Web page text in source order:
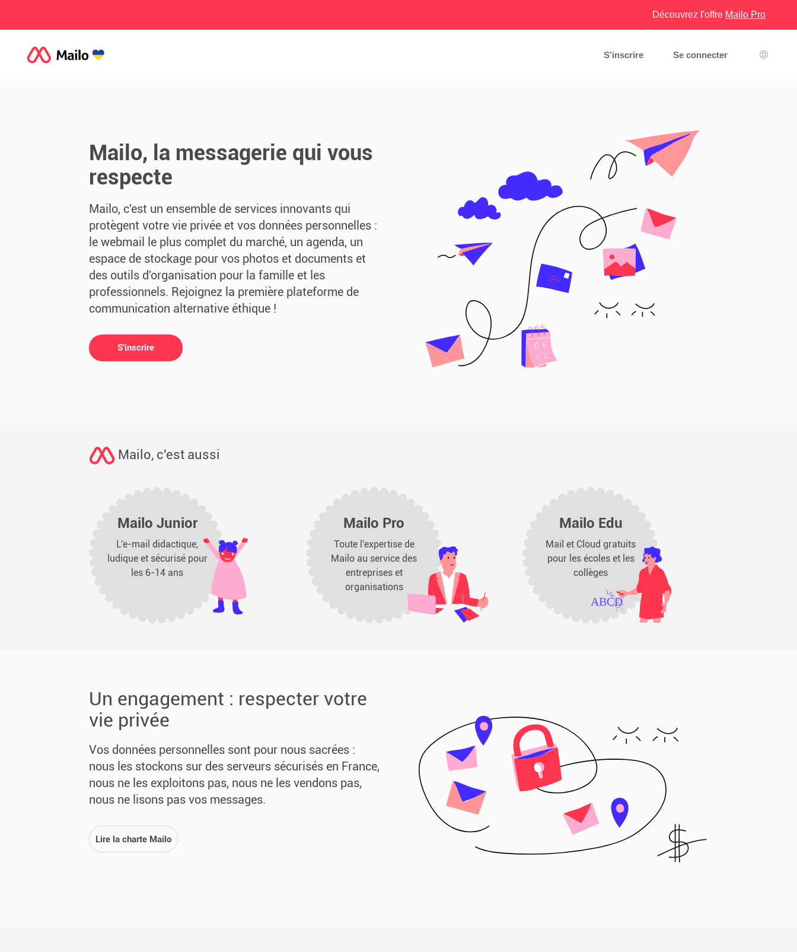
Découvrez l'offre Mailo Pro
S'inscrire Se connecter
Choix
Mailo, la messagerie qui vous
respecte
Mailo, c'est un ensemble de services innovants qui
protègent votre vie privée et vos données personnelles :
le webmail le plus complet du marché, un agenda, un
espace de stockage pour vos photos et documents et
des outils d'organisation pour la famille et les
professionnels. Rejoignez la première plateforme de
communication alternative éthique !
S'inscrire
Mailo, c'est aussi
Mailo Junior
L'e-mail didactique,
ludique et sécurisé pour
les 6-14 ans
Mailo Pro
Toute l'expertise de
Mailo au service des
entreprises et
organisations
Mailo Edu
Mail et Cloud gratuits
pour les écoles et les
collèges
Un engagement : respecter votre
vie privée
Vos données personnelles sont pour nous sacrées :
nous les stockons sur des serveurs sécurisés en France,
nous ne les exploitons pas, nous ne les vendons pas,
nous ne lisons pas vos messages.
Lire la charte Mailo